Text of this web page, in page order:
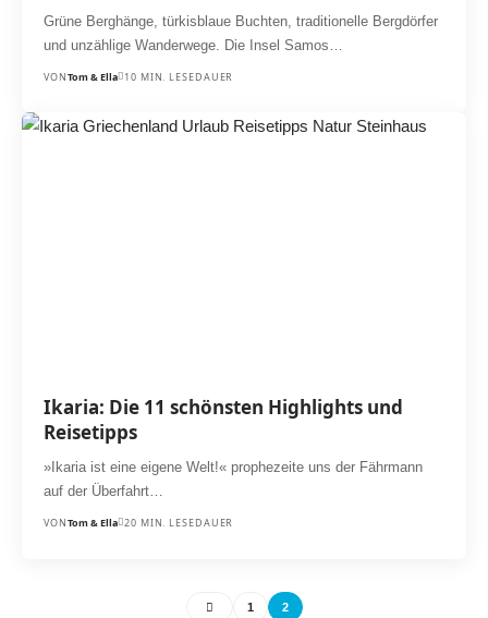
Grüne Berghänge, türkisblaue Buchten, traditionelle Bergdörfer
und unzählige Wanderwege. Die Insel Samos…
VONTom & Ella 10 MIN. LESEDAUER
Ikaria: Die 11 schönsten Highlights und
Reisetipps
»Ikaria ist eine eigene Welt!« prophezeite uns der Fährmann
auf der Überfahrt…
VONTom & Ella 20 MIN. LESEDAUER
1 2